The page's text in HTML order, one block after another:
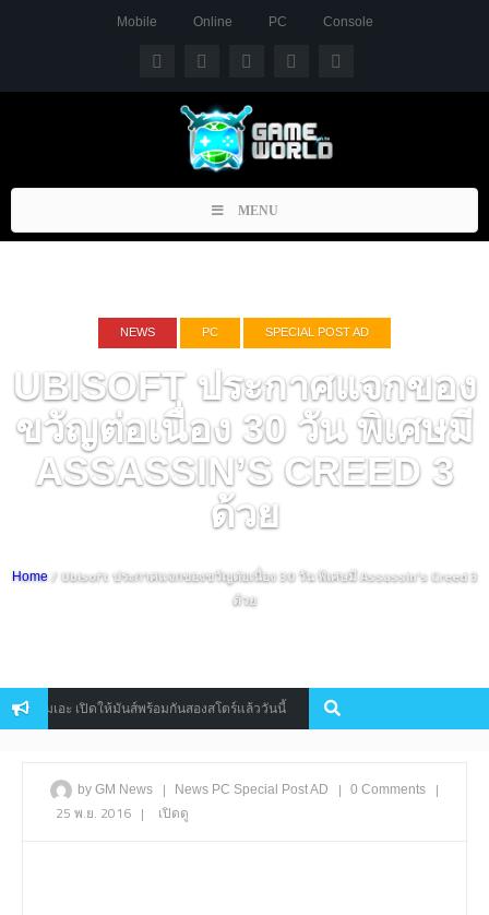
Mobile Online PC Console
Toggle
navigation
MENU
NEWS PC SPECIAL POST AD
UBISOFT ประกาศแจกของ
ขวัญต่อเนื่อง 30 วัน พิเศษมี
ASSASSIN’S CREED 3
ด้วย
Home/ Ubisoft ประกาศแจกของขวัญต่อเนื่อง 30 วัน พิเศษมี Assassin’s Creed 3
ด้วย
มเอะ เปิดให้มันส์พร้อมกันสองสโตร์แล้ววันนี้ News
by GM News | News PC Special Post AD | 0 Comments
|
25 พ.ย. 2016 | เปิดดู